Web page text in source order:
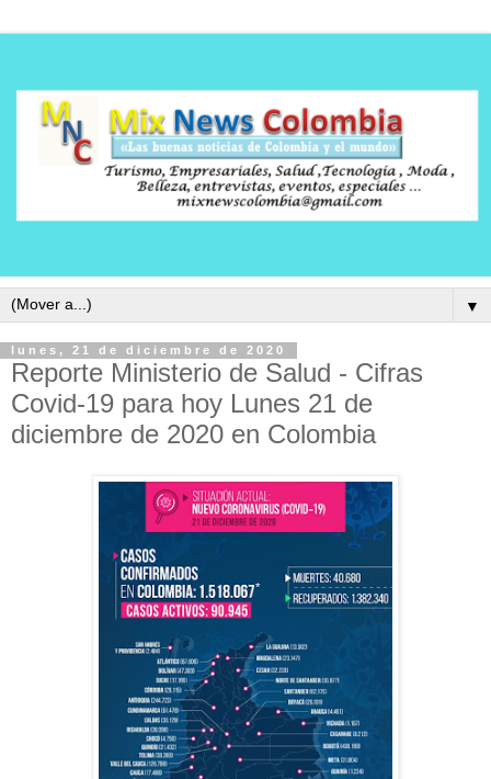
▼
lunes, 21 de diciembre de 2020
Reporte Ministerio de Salud - Cifras
Covid-19 para hoy Lunes 21 de
diciembre de 2020 en Colombia